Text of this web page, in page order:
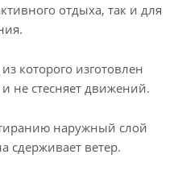
отдыха, так и для
которого изготовлен
не стесняет движений.
наружный слой
сдерживает ветер.